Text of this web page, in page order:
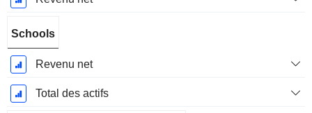
Schools
Revenu net
Total des actifs